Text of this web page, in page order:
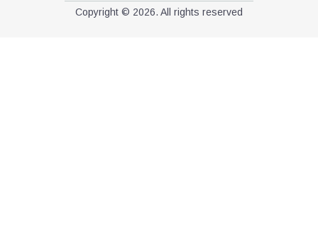
Copyright © 2026. All rights reserved